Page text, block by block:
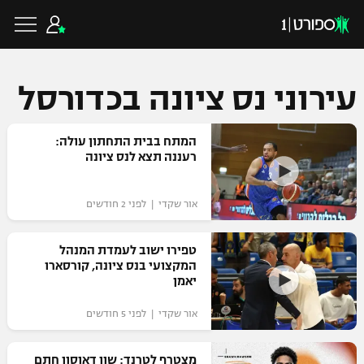
כדורגל ישראלי
ליגת העל
גביע הטוטו
ליגיונרים
גביע המדינה
כדורגל עולמי
ליגת האלופות
ליגה אירופית
ליגה אנגלית
כדורסל ישראלי
ליגת ווינר סל
ליגה לאומית
כדורסל עולמי
NBA
עירוני נס ציונה בכדורסל
המתח בבית התחתון עולה:
רעננה תצא לנס ציונה
אור שקדי | לפני 2 חודשים
טפירו ישוב לעמדת המנהל
המקצועי בנס ציונה, קורסארו
יאמן
אור שקדי | לפני 5 חודשים
מצטרף לטרנד: שון דאוסון חתם